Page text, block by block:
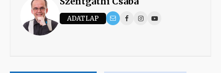
ADATLAP